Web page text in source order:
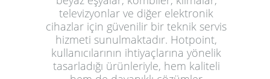
televizyonlar ve diğer elektronik
cihazlar için güvenilir bir teknik servis
hizmeti sunulmaktadır. Hotpoint,
kullanıcılarının ihtiyaçlarına yönelik
tasarladığı ürünleriyle, hem kaliteli